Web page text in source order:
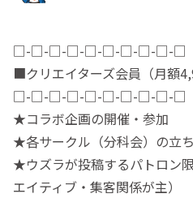
□-□-□-□-□-□-□-□-□-□
■クリエイターズ会員（月額
□-□-□-□-□-□-□-□-□-□
★コラボ企画の開催・参加
★各サークル（分科会）の立
★ウズラが投稿するパトロン
エイティブ・集客関係が主）